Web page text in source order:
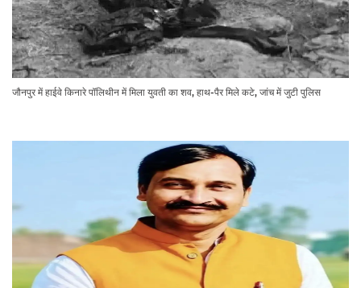
जौनपुर में हाईवे किनारे पॉलिथीन में मिला युवती का शव, हाथ-पैर मिले कटे, जांच में जुटी पुलिस